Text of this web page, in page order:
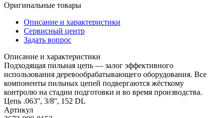
Оригинальные товары
Описание и характеристики
Сервисный центр
Задать вопрос
Описание и характеристики
Подходящая пильная цепь — залог эффективного
использования деревообрабатывающего оборудования. Все
компоненты пильных цепей подвергаются жёсткому
контролю на стадии подготовки и во время производства.
Цепь .063'', 3/8'', 152 DL
Артикул